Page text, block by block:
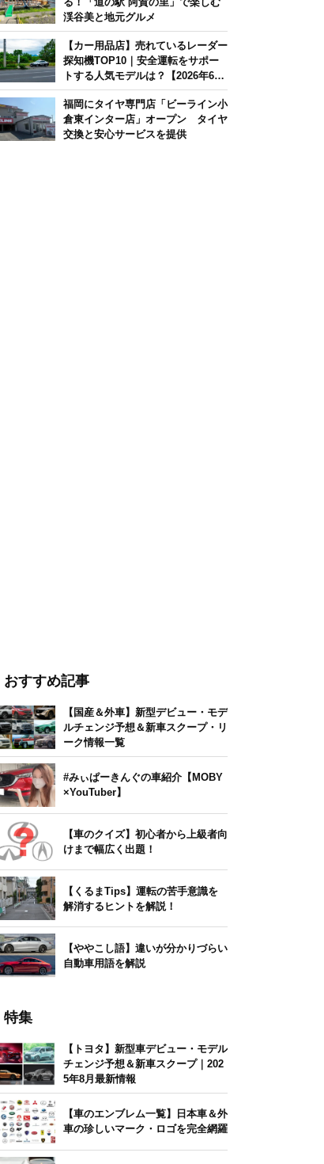
渓谷美と地元グルメ
【カー用品店】売れているレーダー
探知機TOP10｜安全運転をサポー
トする人気モデルは？【2026年6月
版】
福岡にタイヤ専門店「ビーライン小
倉東インター店」オープン タイヤ
交換と安心サービスを提供
おすすめ記事
【国産＆外車】新型デビュー・モデ
ルチェンジ予想＆新車スクープ・リ
ーク情報一覧
#みぃぱーきんぐの車紹介【MOBY
×YouTuber】
【車のクイズ】初心者から上級者向
けまで幅広く出題！
【くるまTips】運転の苦手意識を
解消するヒントを解説！
【ややこし語】違いが分かりづらい
自動車用語を解説
特集
【トヨタ】新型車デビュー・モデル
チェンジ予想＆新車スクープ｜202
5年8月最新情報
【車のエンブレム一覧】日本車＆外
車の珍しいマーク・ロゴを完全網羅